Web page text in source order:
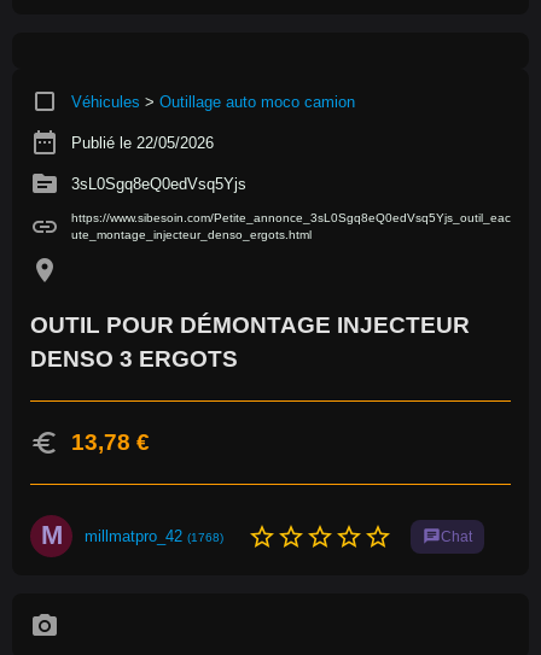
crop_square Véhicules > Outillage auto moco camion
date_range Publié le 22/05/2026
source 3sL0Sgq8eQ0edVsq5Yjs
link
https://www.sibesoin.com/Petite_annonce_3sL0Sgq8eQ0edVsq5Yjs_outil_eac
ute_montage_injecteur_denso_ergots.html
location_on
OUTIL POUR DÉMONTAGE INJECTEUR
DENSO 3 ERGOTS
euro 13,78 €
M millmatpro_42 (1768) star_borderstar_borderstar_borderstar_borderstar_border chatChat
photo_camera